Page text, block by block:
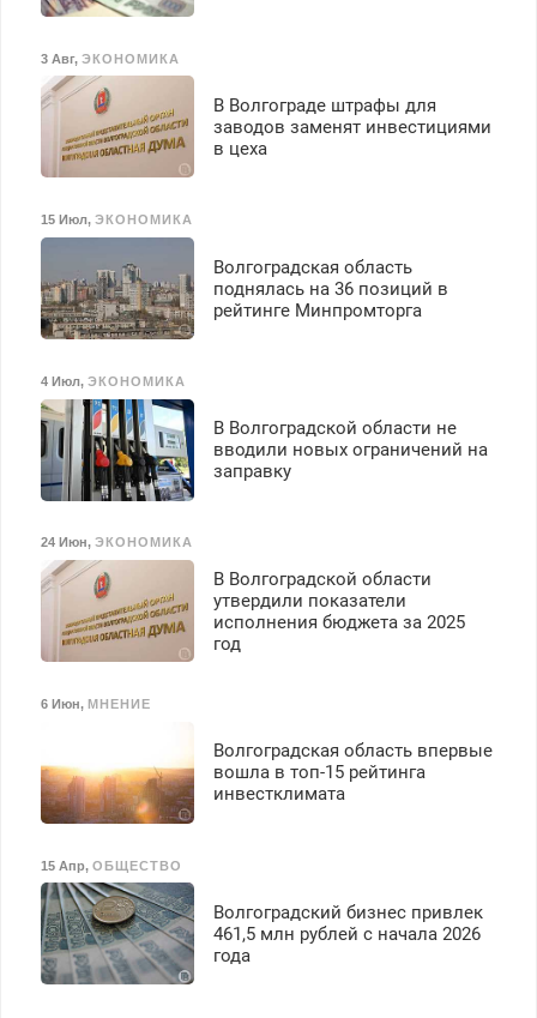
3 Авг, ЭКОНОМИКА
В Волгограде штрафы для
заводов заменят инвестициями
в цеха
15 Июл, ЭКОНОМИКА
Волгоградская область
поднялась на 36 позиций в
рейтинге Минпромторга
4 Июл, ЭКОНОМИКА
В Волгоградской области не
вводили новых ограничений на
заправку
24 Июн, ЭКОНОМИКА
В Волгоградской области
утвердили показатели
исполнения бюджета за 2025
год
6 Июн, МНЕНИЕ
Волгоградская область впервые
вошла в топ-15 рейтинга
инвестклимата
15 Апр, ОБЩЕСТВО
Волгоградский бизнес привлек
461,5 млн рублей с начала 2026
года